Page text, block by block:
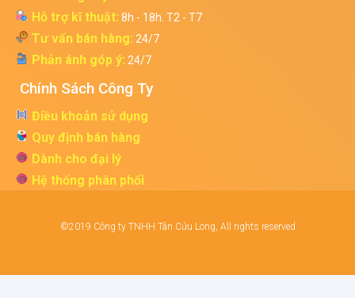
Hỗ trợ kĩ thuật: 8h - 18h. T2 - T7
Tư vấn bán hàng: 24/7
Phản ánh góp ý: 24/7
Chính Sách Công Ty
Điều khoản sử dụng
Quy định bán hàng
Dành cho đại lý
Hệ thống phân phối
©2019 Công ty TNHH Tân Cửu Long, All rights reserved